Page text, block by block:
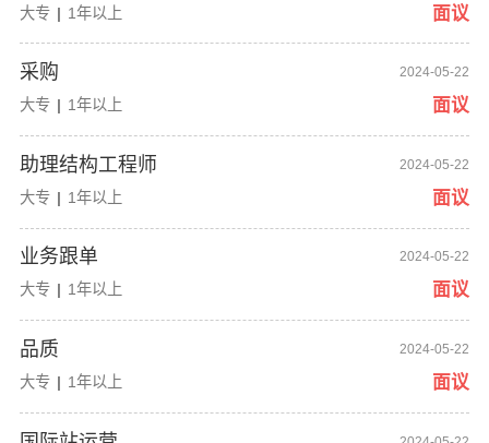
大专 | 1年以上 面议
采购 2024-05-22
大专 | 1年以上 面议
助理结构工程师 2024-05-22
大专 | 1年以上 面议
业务跟单 2024-05-22
大专 | 1年以上 面议
品质 2024-05-22
大专 | 1年以上 面议